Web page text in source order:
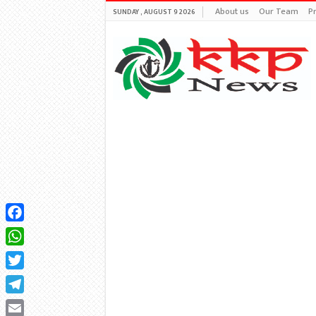
SUNDAY , AUGUST 9 2026 About us Our Team
Facebook
WhatsApp
Twitter
Telegram